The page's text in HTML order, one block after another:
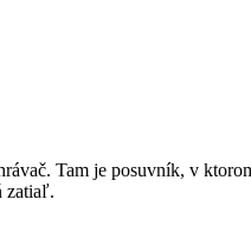
Tam je posuvník, v
zatiaľ.